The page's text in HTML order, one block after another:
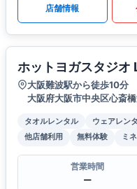
店舗情報
ホットヨガスタジオ
大阪難波駅から徒歩10分
大阪府大阪市中央区心斎
タオルレンタル ウェアレン
他店舗利用
無料体験 ミ
営業時間
ー